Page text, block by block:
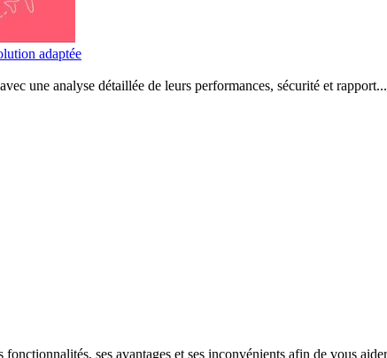
adaptée
une analyse détaillée de leurs performances, sécurité et rapport...
ses avantages et ses inconvénients afin de vous